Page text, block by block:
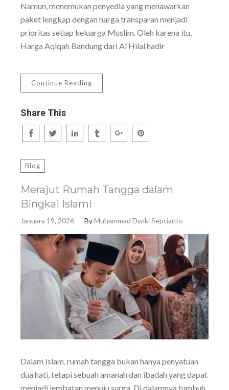
Namun, menemukan penyedia yang menawarkan
paket lengkap dengan harga transparan menjadi
prioritas setiap keluarga Muslim. Oleh karena itu,
Harga Aqiqah Bandung dari Al Hilal hadir
Continue Reading
Share This
Blog
Merajut Rumah Tangga dalam
Bingkai Islami
January 19, 2026 ByMuhammad Dwiki Septianto
Dalam Islam, rumah tangga bukan hanya penyatuan
dua hati, tetapi sebuah amanah dan ibadah yang dapat
menjadi jembatan menuju surga. Di dalamnya tumbuh